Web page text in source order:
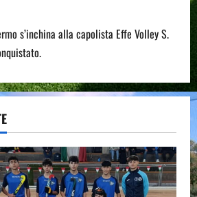
s’inchina alla capolista Effe Volley S.